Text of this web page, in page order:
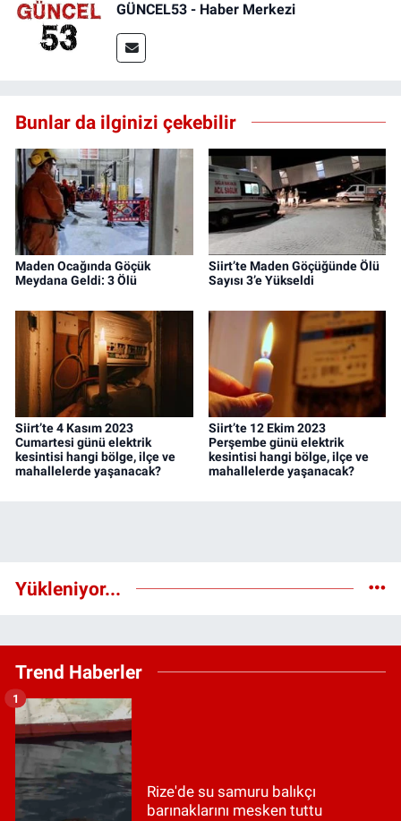
GÜNCEL53 - Haber Merkezi
Bunlar da ilginizi çekebilir
Maden Ocağında Göçük
Meydana Geldi: 3 Ölü
Siirt’te Maden Göçüğünde Ölü
Sayısı 3’e Yükseldi
Siirt’te 4 Kasım 2023
Cumartesi günü elektrik
kesintisi hangi bölge, ilçe ve
mahallelerde yaşanacak?
Siirt’te 12 Ekim 2023
Perşembe günü elektrik
kesintisi hangi bölge, ilçe ve
mahallelerde yaşanacak?
Yükleniyor...
Trend Haberler
Rize'de su samuru balıkçı
barınaklarını mesken tuttu
1